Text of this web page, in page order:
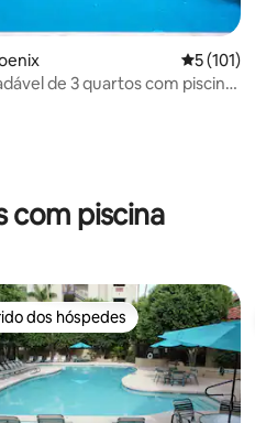
de 5, 234 avaliações
5 de uma
5 (101)
de 3 quartos com piscina
com piscina
melhores preferidos dos hóspedes
dos hóspedes